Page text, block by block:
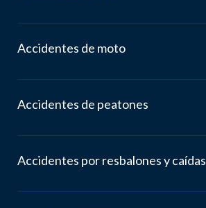
Accidentes de moto
Accidentes de peatones
Accidentes por resbalones y caídas